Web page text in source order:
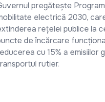
pregătește
electrică 2030,
rețelei publice la
de încărcare
cu 15% a emisiilor
rutier.